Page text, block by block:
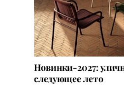
Новинки-2027:
следующее лето